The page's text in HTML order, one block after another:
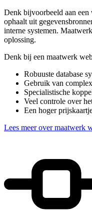
Denk bijvoorbeeld aan een
ophaalt uit
interne systemen.
oplossing.
Denk bij een maatwerk
Robuuste database
Gebruik van
Specialistische
Veel controle over
Een hoger
Lees meer over maatwerk